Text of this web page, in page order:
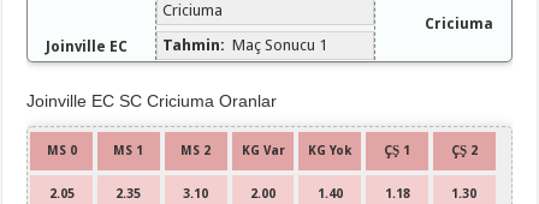
Joinville EC
Criciuma
Tahmin: Maç Sonucu 1
Criciuma
Joinville EC SC Criciuma Oranlar
MS 0 MS 1 MS 2 KG Var KG Yok ÇŞ 1 ÇŞ 2
2.05 2.35 3.10 2.00 1.40 1.18 1.30